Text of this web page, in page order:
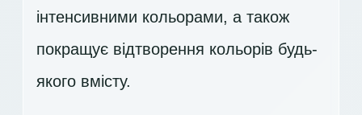
інтенсивними кольорами, а також
покращує відтворення кольорів будь-
якого вмісту.